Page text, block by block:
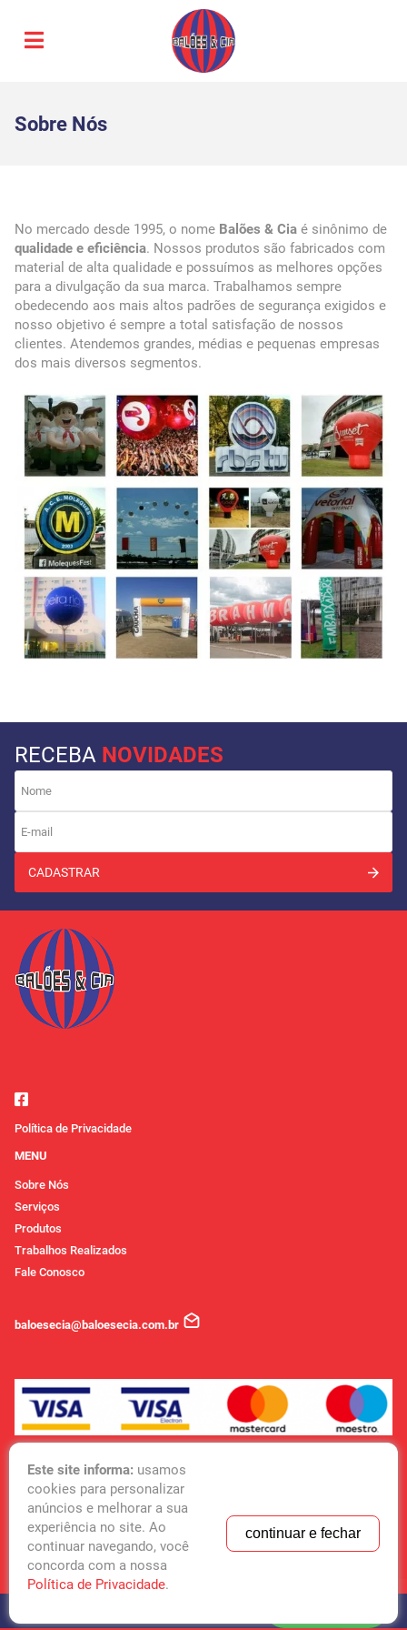
Sobre Nós
No mercado desde 1995, o nome Balões & Cia é sinônimo de
qualidade e eficiência. Nossos produtos são fabricados com
material de alta qualidade e possuímos as melhores opções
para a divulgação da sua marca. Trabalhamos sempre
obedecendo aos mais altos padrões de segurança exigidos e
nosso objetivo é sempre a total satisfação de nossos
clientes. Atendemos grandes, médias e pequenas empresas
dos mais diversos segmentos.
RECEBA NOVIDADES
CADASTRAR
Política de Privacidade
MENU
Sobre Nós
Serviços
Produtos
Trabalhos Realizados
Fale Conosco
baloesecia@baloesecia.com.br
Parcelamos no cartão de crédito em até 12x sem juros
(51)3446-6156
(51) 3446-6156
(51) 99844-1597
(51) 99844-1597
Este site informa: usamos
cookies para personalizar
anúncios e melhorar a sua
experiência no site. Ao
continuar navegando, você
concorda com a nossa
Política de Privacidade.
continuar e fechar